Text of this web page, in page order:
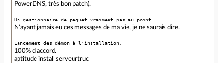
PowerDNS, très bon patch).
Un gestionnaire de paquet vraiment pas au point
N'ayant jamais eu ces messages de ma vie, je ne saurais dire.
Lancement des démon à l'installation.
100% d'accord.
aptitude install serveurtruc